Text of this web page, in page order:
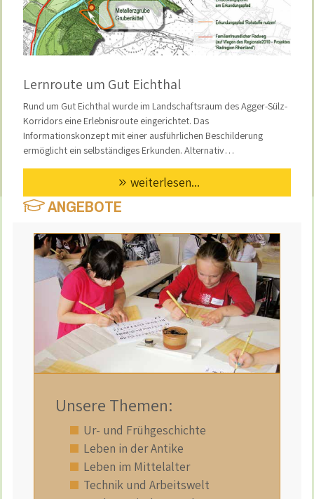
Lernroute um Gut Eichthal
Rund um Gut Eichthal wurde im Landschaftsraum des Agger-Sülz-
Korridors eine Erlebnisroute eingerichtet. Das
Informationskonzept mit einer ausführlichen Beschilderung
ermöglicht ein selbständiges Erkunden. Alternativ…
weiterlesen...
ANGEBOTE
Unsere Themen:
Ur- und Frühgeschichte
Leben in der Antike
Leben im Mittelalter
Technik und Arbeitswelt